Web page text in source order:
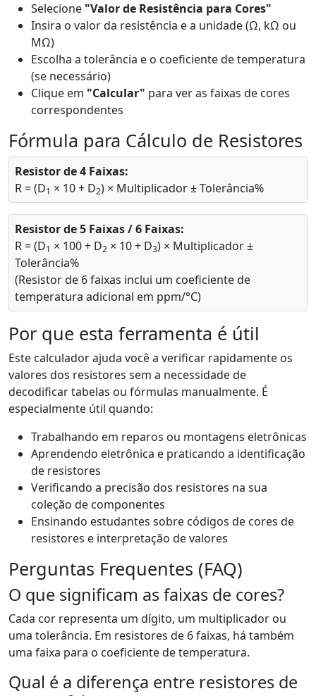
Selecione "Valor de Resistência para Cores"
Insira o valor da resistência e a unidade (Ω, kΩ ou
MΩ)
Escolha a tolerância e o coeficiente de temperatura
(se necessário)
Clique em "Calcular" para ver as faixas de cores
correspondentes
Fórmula para Cálculo de Resistores
Resistor de 4 Faixas:
R = (D1 × 10 + D2) × Multiplicador ± Tolerância%
Resistor de 5 Faixas / 6 Faixas:
R = (D1 × 100 + D2 × 10 + D3) × Multiplicador ±
Tolerância%
(Resistor de 6 faixas inclui um coeficiente de
temperatura adicional em ppm/°C)
Por que esta ferramenta é útil
Este calculador ajuda você a verificar rapidamente os
valores dos resistores sem a necessidade de
decodificar tabelas ou fórmulas manualmente. É
especialmente útil quando:
Trabalhando em reparos ou montagens eletrônicas
Aprendendo eletrônica e praticando a identificação
de resistores
Verificando a precisão dos resistores na sua
coleção de componentes
Ensinando estudantes sobre códigos de cores de
resistores e interpretação de valores
Perguntas Frequentes (FAQ)
O que significam as faixas de cores?
Cada cor representa um dígito, um multiplicador ou
uma tolerância. Em resistores de 6 faixas, há também
uma faixa para o coeficiente de temperatura.
Qual é a diferença entre resistores de